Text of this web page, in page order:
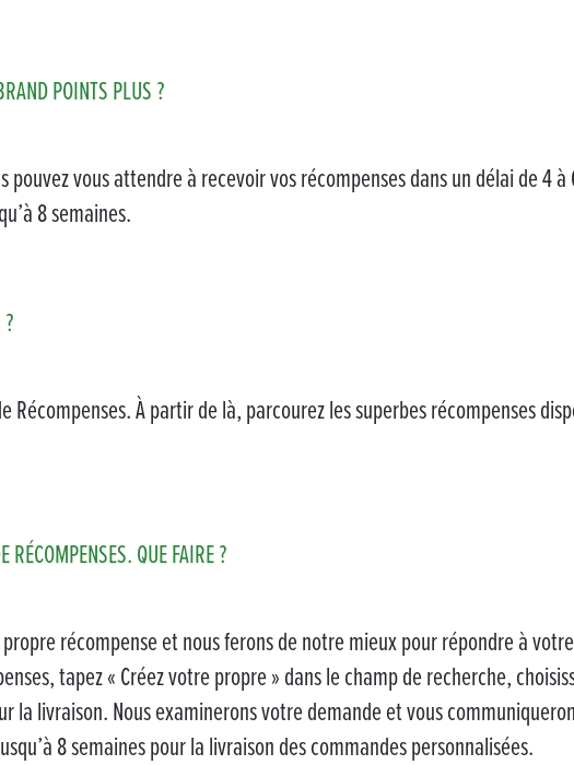
POINTS PLUS ?
vous attendre à recevoir vos récompenses dans un délai de 4
8 semaines.
À partir de là, parcourez les superbes récompenses
RÉCOMPENSES. QUE FAIRE ?
récompense et nous ferons de notre mieux pour répondre à
tapez « Créez votre propre » dans le champ de recherche,
la livraison. Nous examinerons votre demande et vous
8 semaines pour la livraison des commandes personnalisées.